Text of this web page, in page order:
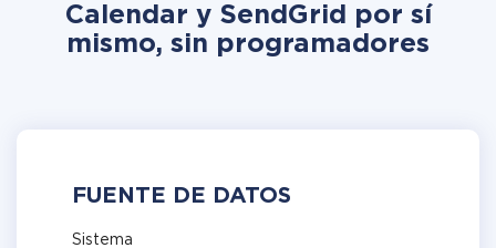
Calendar y SendGrid por sí
mismo, sin programadores
FUENTE DE DATOS
Sistema